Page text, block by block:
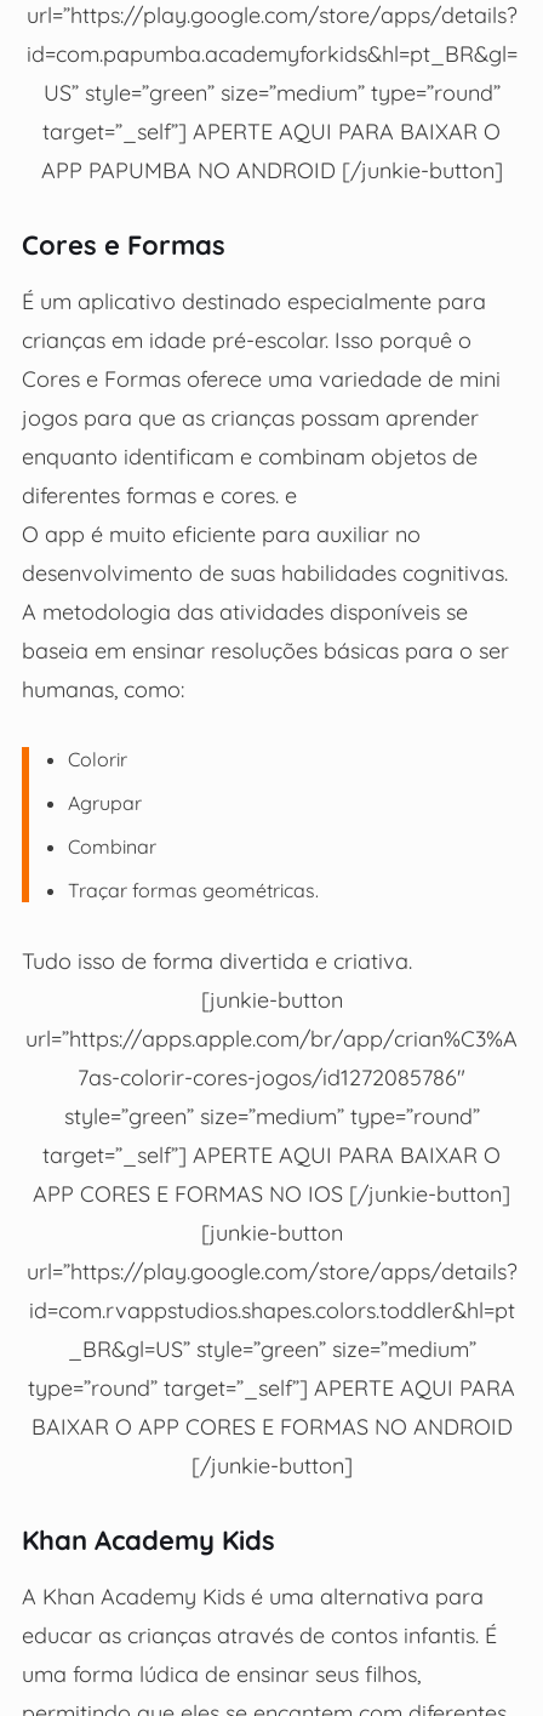
url=”https://play.google.com/store/apps/details?
id=com.papumba.academyforkids&hl=pt_BR&gl=
US” style=”green” size=”medium” type=”round”
target=”_self”] APERTE AQUI PARA BAIXAR O
APP PAPUMBA NO ANDROID [/junkie-button]
Cores e Formas
É um aplicativo destinado especialmente para
crianças em idade pré-escolar. Isso porquê o
Cores e Formas oferece uma variedade de mini
jogos para que as crianças possam aprender
enquanto identificam e combinam objetos de
diferentes formas e cores. e
O app é muito eficiente para auxiliar no
desenvolvimento de suas habilidades cognitivas.
A metodologia das atividades disponíveis se
baseia em ensinar resoluções básicas para o ser
humanas, como:
Colorir
Agrupar
Combinar
Traçar formas geométricas.
Tudo isso de forma divertida e criativa.
[junkie-button
url=”https://apps.apple.com/br/app/crian%C3%A
7as-colorir-cores-jogos/id1272085786″
style=”green” size=”medium” type=”round”
target=”_self”] APERTE AQUI PARA BAIXAR O
APP CORES E FORMAS NO IOS [/junkie-button]
[junkie-button
url=”https://play.google.com/store/apps/details?
id=com.rvappstudios.shapes.colors.toddler&hl=pt
_BR&gl=US” style=”green” size=”medium”
type=”round” target=”_self”] APERTE AQUI PARA
BAIXAR O APP CORES E FORMAS NO ANDROID
[/junkie-button]
Khan Academy Kids
A Khan Academy Kids é uma alternativa para
educar as crianças através de contos infantis. É
uma forma lúdica de ensinar seus filhos,